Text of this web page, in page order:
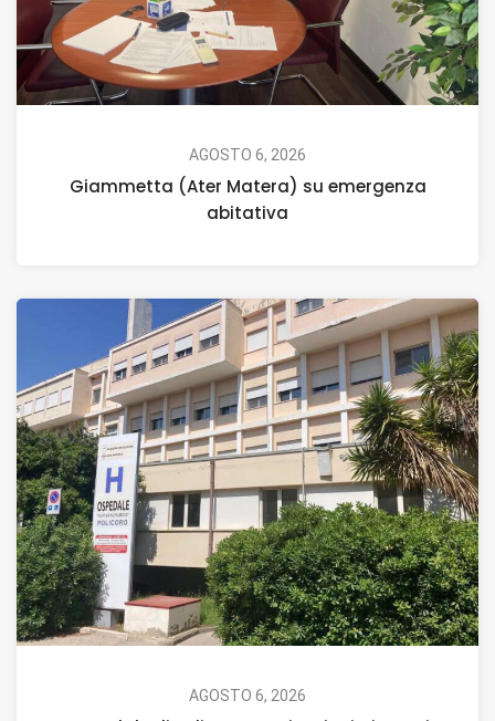
AGOSTO 6, 2026
Giammetta (Ater Matera) su emergenza
abitativa
AGOSTO 6, 2026